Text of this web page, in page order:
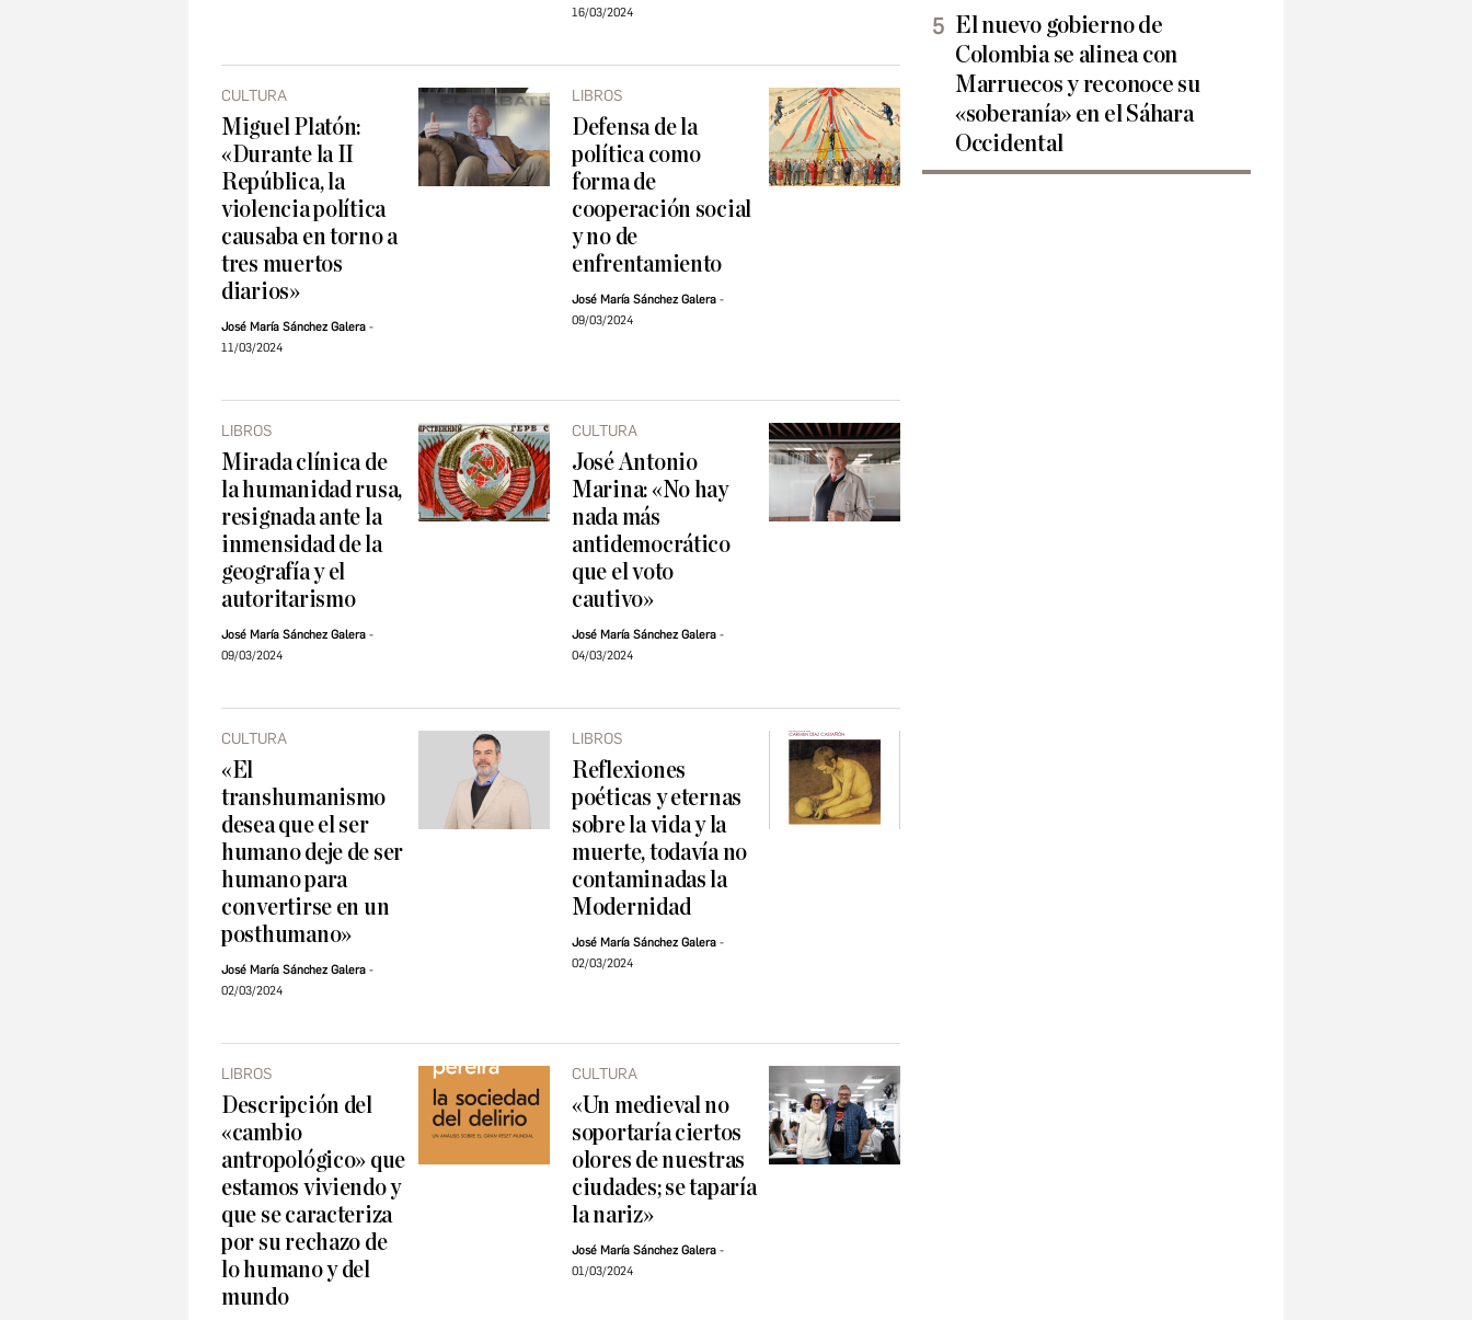
16/03/2024
CULTURA
Miguel Platón:
«Durante la II
República, la
violencia política
causaba en torno a
tres muertos
diarios»
José María Sánchez Galera
11/03/2024
LIBROS
Defensa de la
política como
forma de
cooperación social
y no de
enfrentamiento
José María Sánchez Galera
09/03/2024
LIBROS
Mirada clínica de
la humanidad rusa,
resignada ante la
inmensidad de la
geografía y el
autoritarismo
José María Sánchez Galera
09/03/2024
CULTURA
José Antonio
Marina: «No hay
nada más
antidemocrático
que el voto
cautivo»
José María Sánchez Galera
04/03/2024
CULTURA
«El
transhumanismo
desea que el ser
humano deje de ser
humano para
convertirse en un
posthumano»
José María Sánchez Galera
02/03/2024
LIBROS
Reflexiones
poéticas y eternas
sobre la vida y la
muerte, todavía no
contaminadas la
Modernidad
José María Sánchez Galera
02/03/2024
LIBROS
Descripción del
«cambio
antropológico» que
estamos viviendo y
que se caracteriza
por su rechazo de
lo humano y del
mundo
CULTURA
«Un medieval no
soportaría ciertos
olores de nuestras
ciudades; se taparía
la nariz»
José María Sánchez Galera
01/03/2024
El nuevo gobierno de
Colombia se alinea con
Marruecos y reconoce su
«soberanía» en el Sáhara
Occidental